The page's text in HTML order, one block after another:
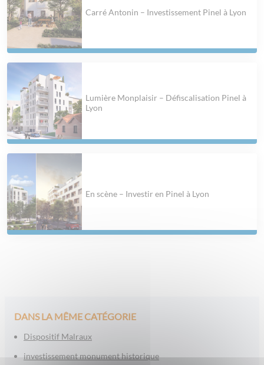
Carré Antonin – Investissement Pinel à Lyon
Lumière Monplaisir – Défiscalisation Pinel à
Lyon
En scène – Investir en Pinel à Lyon
DANS LA MÊME CATÉGORIE
Dispositif Malraux
investissement monument historique